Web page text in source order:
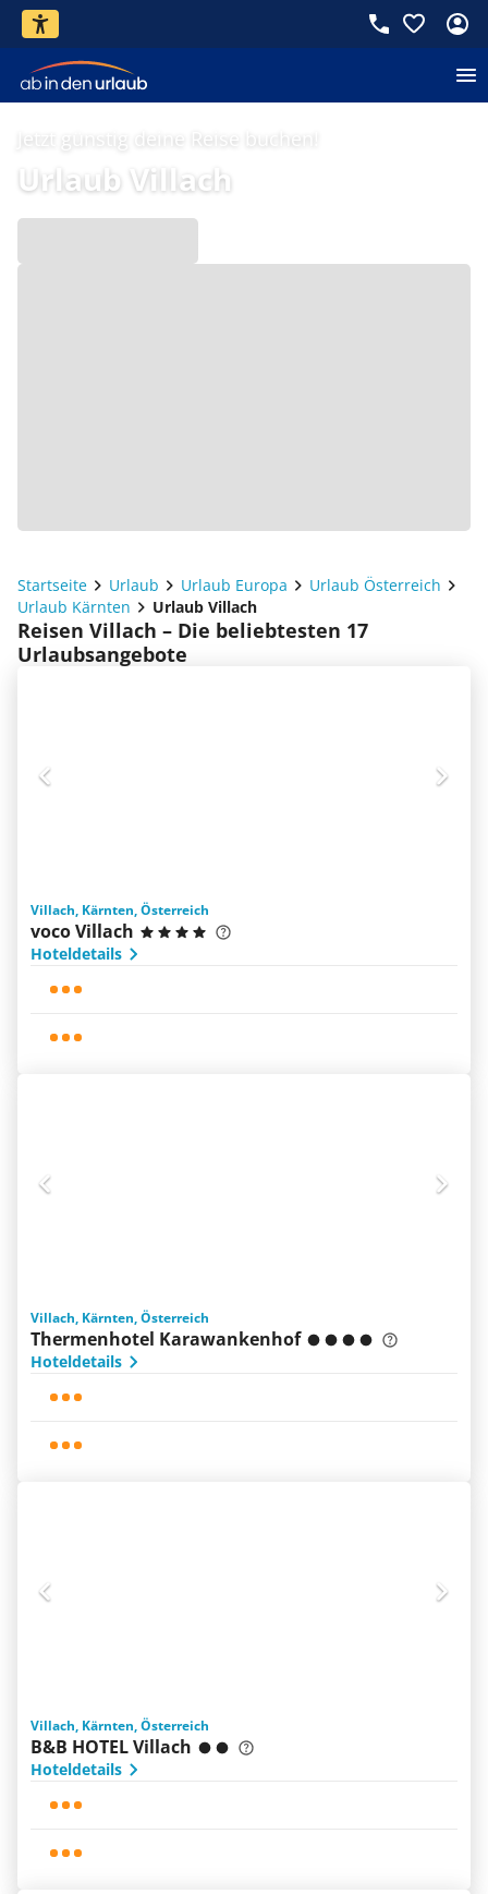
Jetzt günstig deine Reise buchen!
Urlaub Villach
Startseite Urlaub Urlaub Europa
Urlaub Österreich
Urlaub Kärnten
Urlaub Villach
Reisen Villach – Die beliebtesten 17
Urlaubsangebote
Villach, Kärnten, Österreich
voco Villach
Hoteldetails
Villach, Kärnten, Österreich
Thermenhotel Karawankenhof
Hoteldetails
Villach, Kärnten, Österreich
B&B HOTEL Villach
Hoteldetails